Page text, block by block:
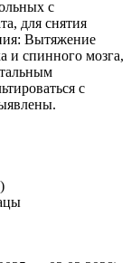
с
для снятия
Вытяжение
и спинного мозга,
с